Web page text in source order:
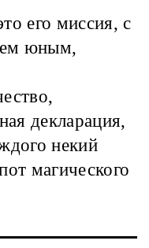
его миссия, с
юным,
декларация,
некий
магического